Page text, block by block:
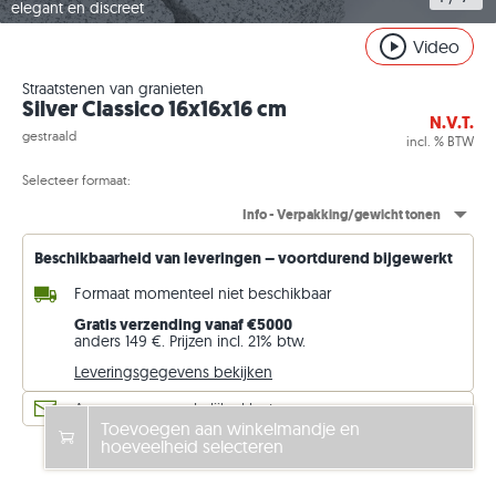
elegant en discreet
Video
Straatstenen van granieten
Silver Classico 16x16x16 cm
gestraald
N.V.T.
incl. % BTW
Selecteer formaat:
Info - Verpakking/gewicht tonen
Beschikbaarheid van leveringen – voortdurend bijgewerkt
Formaat momenteel niet beschikbaar
Gratis verzending vanaf €5000
anders 149 €. Prijzen incl. 21% btw.
Leveringsgegevens bekijken
Aanvraag voor zakelijke klanten
Toevoegen aan winkelmandje en
hoeveelheid selecteren